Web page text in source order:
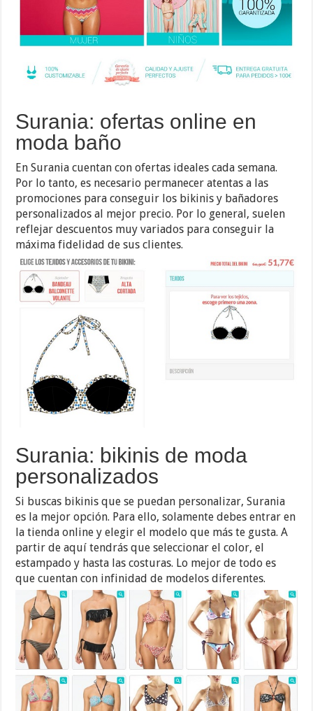
Surania: ofertas online en
moda baño
En Surania cuentan con ofertas ideales cada semana.
Por lo tanto, es necesario permanecer atentas a las
promociones para conseguir los bikinis y bañadores
personalizados al mejor precio. Por lo general, suelen
reflejar descuentos muy variados para conseguir la
máxima fidelidad de sus clientes.
Surania: bikinis de moda
personalizados
Si buscas bikinis que se puedan personalizar, Surania
es la mejor opción. Para ello, solamente debes entrar en
la tienda online y elegir el modelo que más te gusta. A
partir de aquí tendrás que seleccionar el color, el
estampado y hasta las costuras. Lo mejor de todo es
que cuentan con infinidad de modelos diferentes.